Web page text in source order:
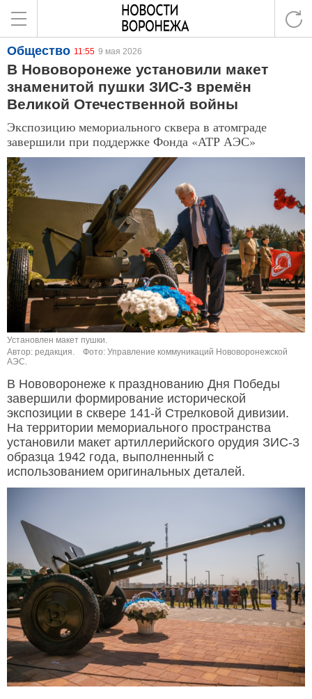
Общество 11:55 9 мая 2026
В Нововоронеже установили макет
знаменитой пушки ЗИС-3 времён
Великой Отечественной войны
Экспозицию мемориального сквера в атомграде
завершили при поддержке Фонда «АТР АЭС»
Установлен макет пушки.
Автор: редакция.
Фото: Управление коммуникаций Нововоронежской
АЭС.
В Нововоронеже к празднованию Дня Победы
завершили формирование исторической
экспозиции в сквере 141-й Стрелковой дивизии.
На территории мемориального пространства
установили макет артиллерийского орудия ЗИС-3
образца 1942 года, выполненный с
использованием оригинальных деталей.